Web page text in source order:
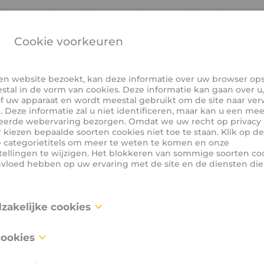
geleverd door onze transportdienst .
bediening zet de chauffeur u of uw
deze manier kan u het project tot een goed
met ons machinepark (rupskraan,
van vrijgekomen materialen is tevens mogelijk.
Cookie voorkeuren
website bezoekt, kan deze informatie over uw browser
in de vorm van cookies. Deze informatie kan gaan over
uw apparaat en wordt meestal gebruikt om de site naar
Deze informatie zal u niet identificeren, maar kan u een
webervaring bezorgen. Omdat we uw recht op privacy
kiezen bepaalde soorten cookies niet toe te staan. Klik op de
categorietitels om meer te weten te komen en onze
te wijzigen. Het blokkeren van sommige soorten
hebben op uw ervaring met de site en de diensten
cookies
zijn noodzakelijk voor het functioneren van de website en
worden in onze systemen. Deze worden meestal alleen
ook gekend als “functionaliteitscookies”, stellen een